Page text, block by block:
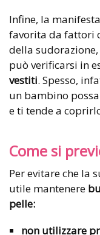
Infine, la
favorita da fattori
della
può verificarsi in
vestiti. Spesso,
un bambino
e ti tende a
Come si
Per evitare che la
utile mantenere
pelle:
non utilizzare